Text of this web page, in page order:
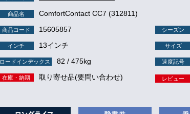
商品名 ComfortContact CC7 (312811)
商品コード 15605857 シーズン
インチ 13インチ サイズ
ロードインデックス 82 / 475kg 速度記号
在庫・納期 取り寄せ品(要問い合わせ) レビュー